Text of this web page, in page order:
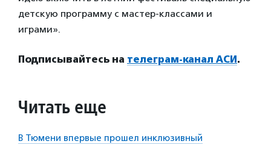
детскую программу с мастер-классами и
играми».
Подписывайтесь на телеграм-канал АСИ.
Читать еще
В Тюмени впервые прошел инклюзивный